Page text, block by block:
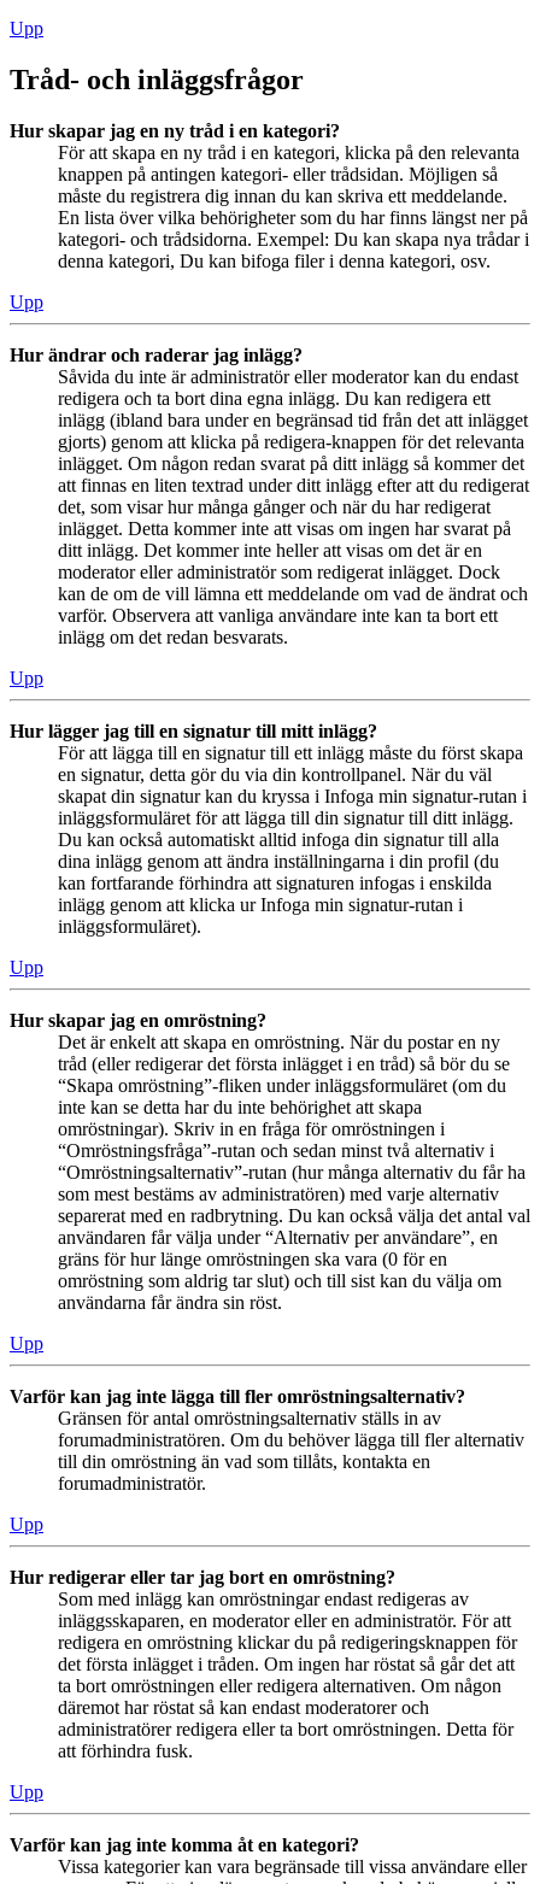
Upp
Tråd- och inläggsfrågor
Hur skapar jag en ny tråd i en kategori?
För att skapa en ny tråd i en kategori, klicka på den relevanta
knappen på antingen kategori- eller trådsidan. Möjligen så
måste du registrera dig innan du kan skriva ett meddelande.
En lista över vilka behörigheter som du har finns längst ner på
kategori- och trådsidorna. Exempel: Du kan skapa nya trådar i
denna kategori, Du kan bifoga filer i denna kategori, osv.
Upp
Hur ändrar och raderar jag inlägg?
Såvida du inte är administratör eller moderator kan du endast
redigera och ta bort dina egna inlägg. Du kan redigera ett
inlägg (ibland bara under en begränsad tid från det att inlägget
gjorts) genom att klicka på redigera-knappen för det relevanta
inlägget. Om någon redan svarat på ditt inlägg så kommer det
att finnas en liten textrad under ditt inlägg efter att du redigerat
det, som visar hur många gånger och när du har redigerat
inlägget. Detta kommer inte att visas om ingen har svarat på
ditt inlägg. Det kommer inte heller att visas om det är en
moderator eller administratör som redigerat inlägget. Dock
kan de om de vill lämna ett meddelande om vad de ändrat och
varför. Observera att vanliga användare inte kan ta bort ett
inlägg om det redan besvarats.
Upp
Hur lägger jag till en signatur till mitt inlägg?
För att lägga till en signatur till ett inlägg måste du först skapa
en signatur, detta gör du via din kontrollpanel. När du väl
skapat din signatur kan du kryssa i Infoga min signatur-rutan i
inläggsformuläret för att lägga till din signatur till ditt inlägg.
Du kan också automatiskt alltid infoga din signatur till alla
dina inlägg genom att ändra inställningarna i din profil (du
kan fortfarande förhindra att signaturen infogas i enskilda
inlägg genom att klicka ur Infoga min signatur-rutan i
inläggsformuläret).
Upp
Hur skapar jag en omröstning?
Det är enkelt att skapa en omröstning. När du postar en ny
tråd (eller redigerar det första inlägget i en tråd) så bör du se
“Skapa omröstning”-fliken under inläggsformuläret (om du
inte kan se detta har du inte behörighet att skapa
omröstningar). Skriv in en fråga för omröstningen i
“Omröstningsfråga”-rutan och sedan minst två alternativ i
“Omröstningsalternativ”-rutan (hur många alternativ du får ha
som mest bestäms av administratören) med varje alternativ
separerat med en radbrytning. Du kan också välja det antal val
användaren får välja under “Alternativ per användare”, en
gräns för hur länge omröstningen ska vara (0 för en
omröstning som aldrig tar slut) och till sist kan du välja om
användarna får ändra sin röst.
Upp
Varför kan jag inte lägga till fler omröstningsalternativ?
Gränsen för antal omröstningsalternativ ställs in av
forumadministratören. Om du behöver lägga till fler alternativ
till din omröstning än vad som tillåts, kontakta en
forumadministratör.
Upp
Hur redigerar eller tar jag bort en omröstning?
Som med inlägg kan omröstningar endast redigeras av
inläggsskaparen, en moderator eller en administratör. För att
redigera en omröstning klickar du på redigeringsknappen för
det första inlägget i tråden. Om ingen har röstat så går det att
ta bort omröstningen eller redigera alternativen. Om någon
däremot har röstat så kan endast moderatorer och
administratörer redigera eller ta bort omröstningen. Detta för
att förhindra fusk.
Upp
Varför kan jag inte komma åt en kategori?
Vissa kategorier kan vara begränsade till vissa användare eller